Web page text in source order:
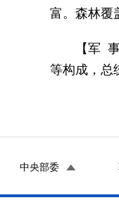
富。森林覆
【军
等构成，总
中央部委